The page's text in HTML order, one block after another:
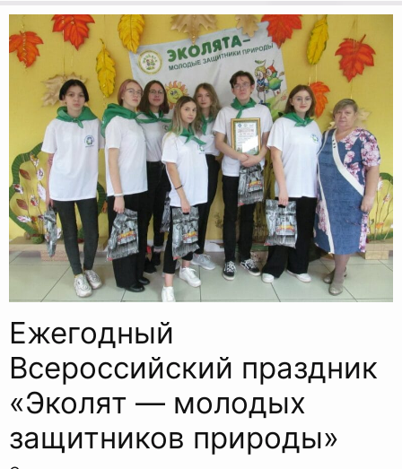
Ежегодный
Всероссийский праздник
«Эколят — молодых
защитников природы»